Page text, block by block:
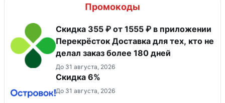
Промокоды
Скидка 355 ₽ от 1555 ₽ в приложении
Перекрёсток Доставка для тех, кто не
делал заказ более 180 дней
До 31 августа, 2026
Скидка 6%
До 31 августа, 2026